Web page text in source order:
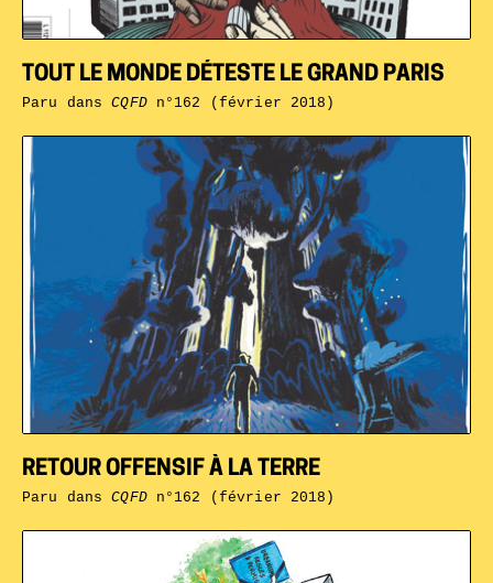
RETOUR OFFENSIF À LA TERRE
Paru dansCQFDn°162 (février 2018)
TOUT LE MONDE DÉTESTE LE GRAND PARIS
Paru dansCQFDn°162 (février 2018)